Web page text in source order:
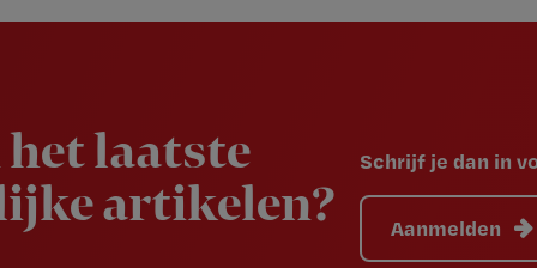
laatste
artikelen?
Schrijf je dan in
Aanmelden